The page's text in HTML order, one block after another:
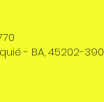
- BA, 45202-390